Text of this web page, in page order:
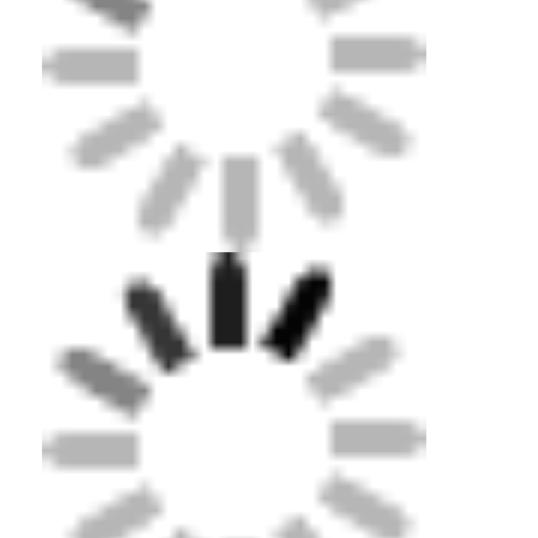
Λαστιχένιοι κόκκοι EPDM
Εναρμονισμένοι πλακόστρωτοι από καουτσούκ
τεχνητή χλόη γεμάτη
Λαστιχένιοι κόκκοι SBR
Συνδέτες PU
τεχνητή χλόη τύρφης
Εγκατάσταση πίστας
αποκατάστασης, κέντρα δραστηριότητας για
ηλικιωμένους
· Δρόμος και πεζοδρόμια:
Εξωτερικές
περιοχές αναψυχής, πεζοδρόμια, υπαίθριες
περιοχές γυμναστικής, ποδηλατόδρομοι, κλπ.